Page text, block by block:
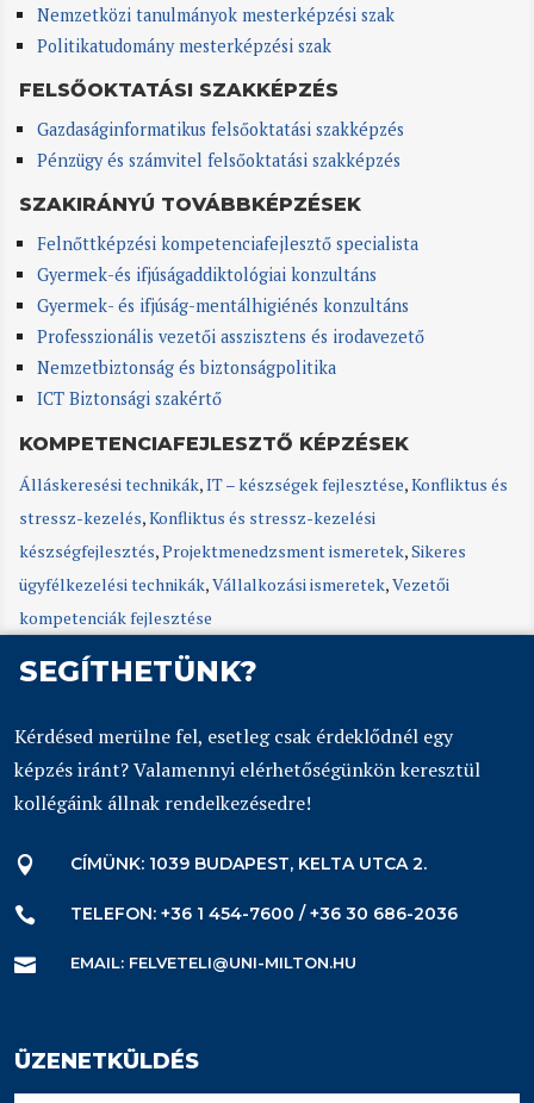
Nemzetközi tanulmányok mesterképzési szak
Politikatudomány mesterképzési szak
FELSŐOKTATÁSI SZAKKÉPZÉS
Gazdaságinformatikus felsőoktatási szakképzés
Pénzügy és számvitel felsőoktatási szakképzés
SZAKIRÁNYÚ TOVÁBBKÉPZÉSEK
Felnőttképzési kompetenciafejlesztő specialista
Gyermek-és ifjúságaddiktológiai konzultáns
Gyermek- és ifjúság-mentálhigiénés konzultáns
Professzionális vezetői asszisztens és irodavezető
Nemzetbiztonság és biztonságpolitika
ICT Biztonsági szakértő
KOMPETENCIAFEJLESZTŐ KÉPZÉSEK
Álláskeresési technikák,IT – készségek fejlesztése,Konfliktus és
stressz-kezelés,Konfliktus és stressz-kezelési
készségfejlesztés,Projektmenedzsment ismeretek,Sikeres
ügyfélkezelési technikák,Vállalkozási ismeretek,Vezetői
kompetenciák fejlesztése
SEGÍTHETÜNK?
Kérdésed merülne fel, esetleg csak érdeklődnél egy
képzés iránt? Valamennyi elérhetőségünkön keresztül
kollégáink állnak rendelkezésedre!
 CÍMÜNK: 1039 BUDAPEST, KELTA UTCA 2.
 TELEFON: +36 1 454-7600 / +36 30 686-2036
 EMAIL: FELVETELI@UNI-MILTON.HU
ÜZENETKÜLDÉS